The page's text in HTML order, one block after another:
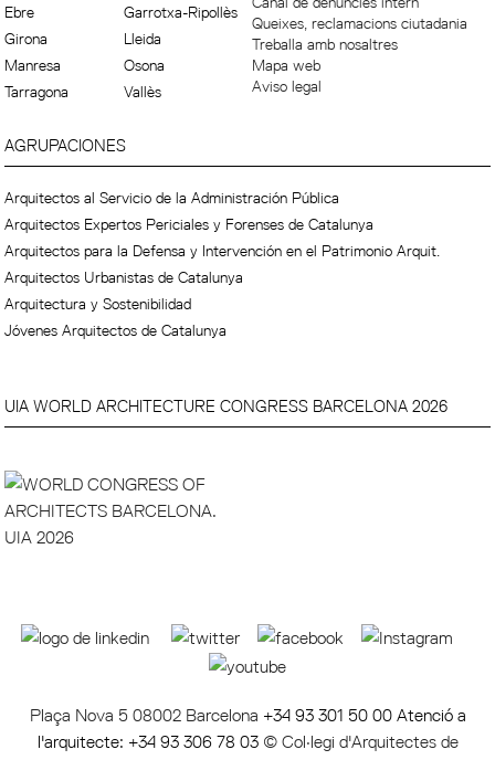
Ebre
Garrotxa-Ripollès
Girona
Lleida
Manresa
Osona
Tarragona
Vallès
Queixes, reclamacions ciutadania
Treballa amb nosaltres
Mapa web
Aviso legal
AGRUPACIONES
Arquitectos al Servicio de la Administración Pública
Arquitectos Expertos Periciales y Forenses de Catalunya
Arquitectos para la Defensa y Intervención en el Patrimonio Arquit.
Arquitectos Urbanistas de Catalunya
Arquitectura y Sostenibilidad
Jóvenes Arquitectos de Catalunya
UIA WORLD ARCHITECTURE CONGRESS BARCELONA 2026
Plaça Nova 5 08002 Barcelona +34 93 301 50 00 Atenció a
l'arquitecte: +34 93 306 78 03 © Col·legi d'Arquitectes de